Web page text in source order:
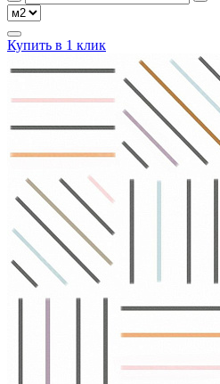
Купить в 1 клик